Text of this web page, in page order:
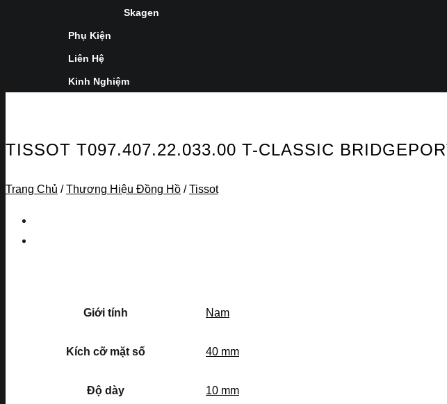
Skagen
Phụ Kiện
Liên Hệ
Kinh Nghiệm
TISSOT T097.407.22.033.00 T-CLASSIC
Trang Chủ / Thương Hiệu Đồng Hồ / Tissot
Giới tính Nam
Kích cỡ mặt số 40 mm
Độ dày 10 mm